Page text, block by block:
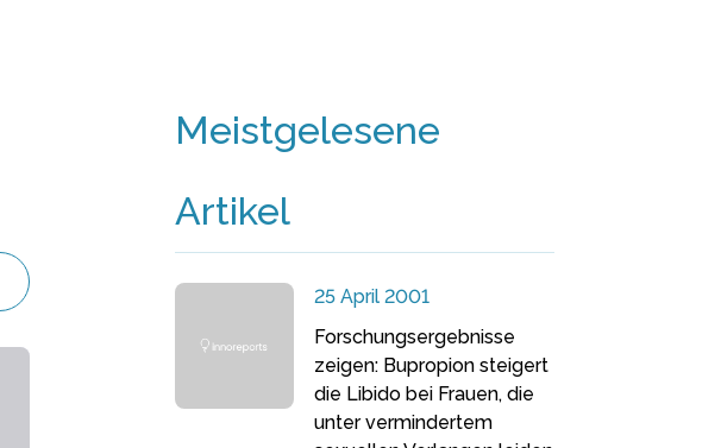
Meistgelesene
Artikel
25 April 2001
Forschungsergebnisse
zeigen: Bupropion steigert
die Libido bei Frauen, die
unter vermindertem